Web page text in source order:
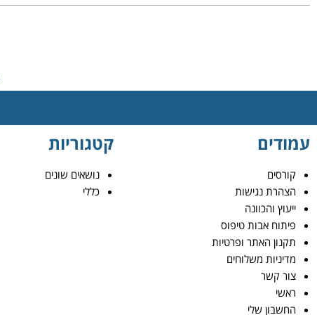
עמודים
קורסים
הצהרת נגישות
ייעוץ והכוונה
פיתוח אבות טיפוס
תקנון האתר ופרטיות
מדיניות משלוחים
צור קשר
ראשי
החשבון שלי
קטגוריות
נושאים שונים
כללי